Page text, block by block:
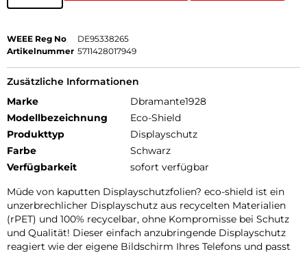
WEEE Reg No
DE95338265
Artikelnummer 5711428017949
Zusätzliche Informationen
Marke
Dbramante1928
Modellbezeichnung
Eco-Shield
Produkttyp
Displayschutz
Farbe
Schwarz
Verfügbarkeit
sofort verfügbar
Müde von kaputten Displayschutzfolien? eco-shield ist ein
unzerbrechlicher Displayschutz aus recycelten Materialien
(rPET) und 100% recycelbar, ohne Kompromisse bei Schutz
und Qualität! Dieser einfach anzubringende Displayschutz
reagiert wie der eigene Bildschirm Ihres Telefons und passt